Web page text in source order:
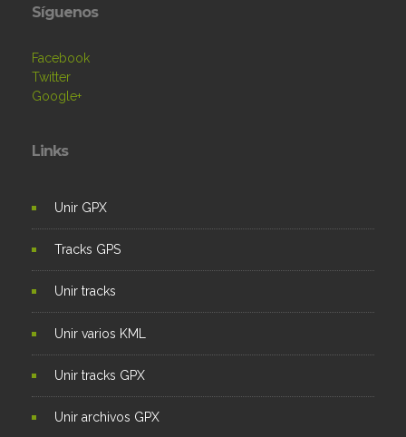
Síguenos
Facebook
Twitter
Google+
Links
Unir GPX
Tracks GPS
Unir tracks
Unir varios KML
Unir tracks GPX
Unir archivos GPX